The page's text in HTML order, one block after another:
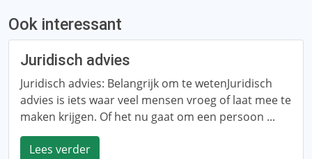
Ook interessant
Juridisch advies
Juridisch advies: Belangrijk om te wetenJuridisch
advies is iets waar veel mensen vroeg of laat mee te
maken krijgen. Of het nu gaat om een ​​persoon ...
Lees verder